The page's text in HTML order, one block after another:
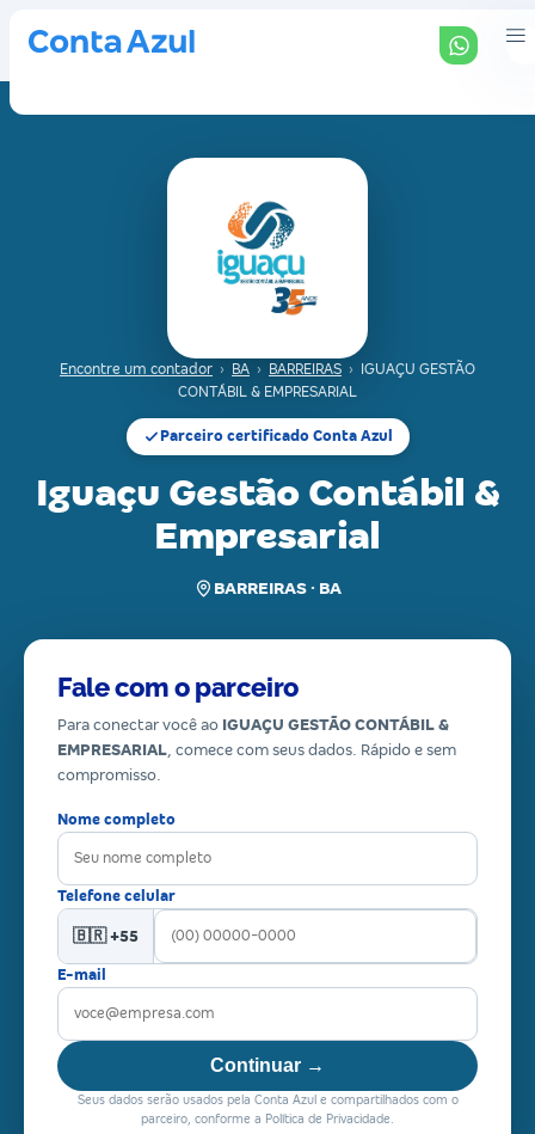
Encontre um contador › BA › BARREIRAS ›
IGUAÇU GESTÃO
CONTÁBIL & EMPRESARIAL
Parceiro certificado Conta Azul
Iguaçu Gestão Contábil &
Empresarial
BARREIRAS · BA
Fale com o parceiro
Para conectar você ao IGUAÇU GESTÃO CONTÁBIL &
EMPRESARIAL, comece com seus dados. Rápido e sem
compromisso.
Nome completo
Telefone celular
🇧🇷 +55
E-mail
Continuar →
Seus dados serão usados pela Conta Azul e compartilhados com o
parceiro, conforme a Política de Privacidade.